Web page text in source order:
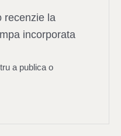
recenzie la
incorporata
a publica o